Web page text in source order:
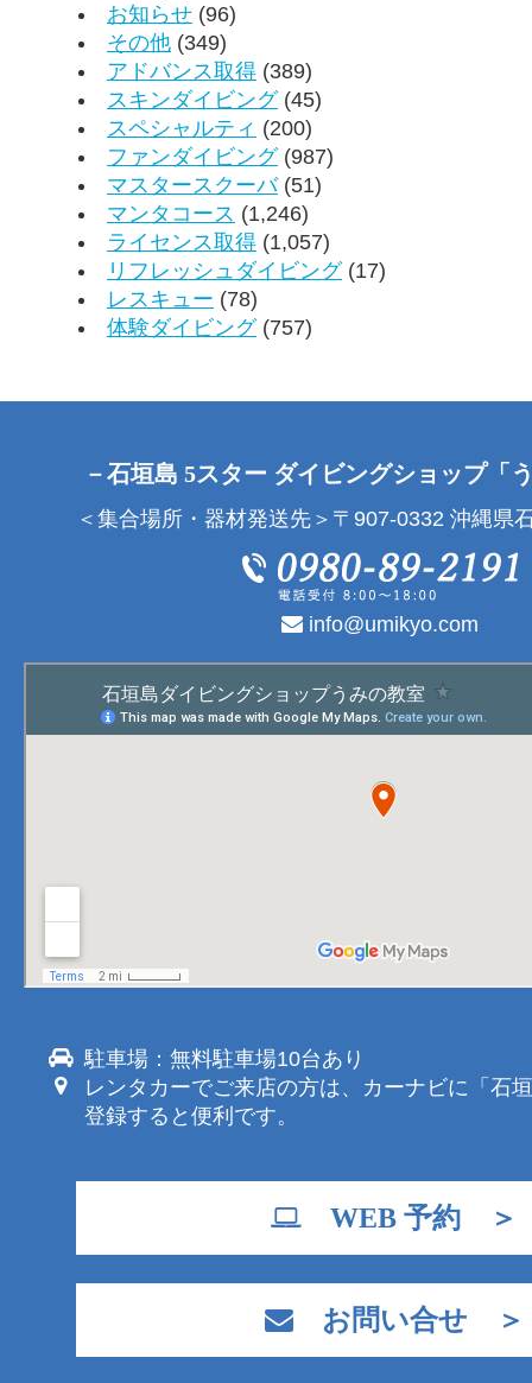
お知らせ (96)
その他 (349)
アドバンス取得 (389)
スキンダイビング(45)
スペシャルティ (200)
ファンダイビング(987)
マスタースクーバ(51)
マンタコース (1,246)
ライセンス取得 (1,057)
リフレッシュダイビング(17)
レスキュー (78)
体験ダイビング(757)
－石垣島 5スター ダイビングショップ「
＜集合場所・器材発送先＞〒907-0332 沖縄県
info@umikyo.com
駐車場：無料駐車場10台あり
レンタカーでご来店の方は、カーナビに「石
登録すると便利です。
WEB 予約 ＞
お問い合せ ＞